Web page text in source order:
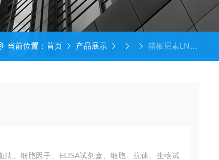
当前位置： 首页 产品展示 猪板层素LN试剂盒​
、细胞因子、ELISA试剂盒、细胞、抗体、生物试